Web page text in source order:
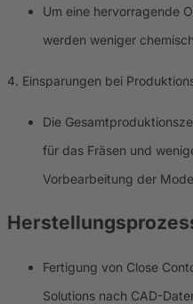
Um eine hervorragende
werden weniger
4. Einsparungen bei
Die
für das Fräsen und
Vorbearbeitung der
Fertigung von Close
Solutions nach CAD-